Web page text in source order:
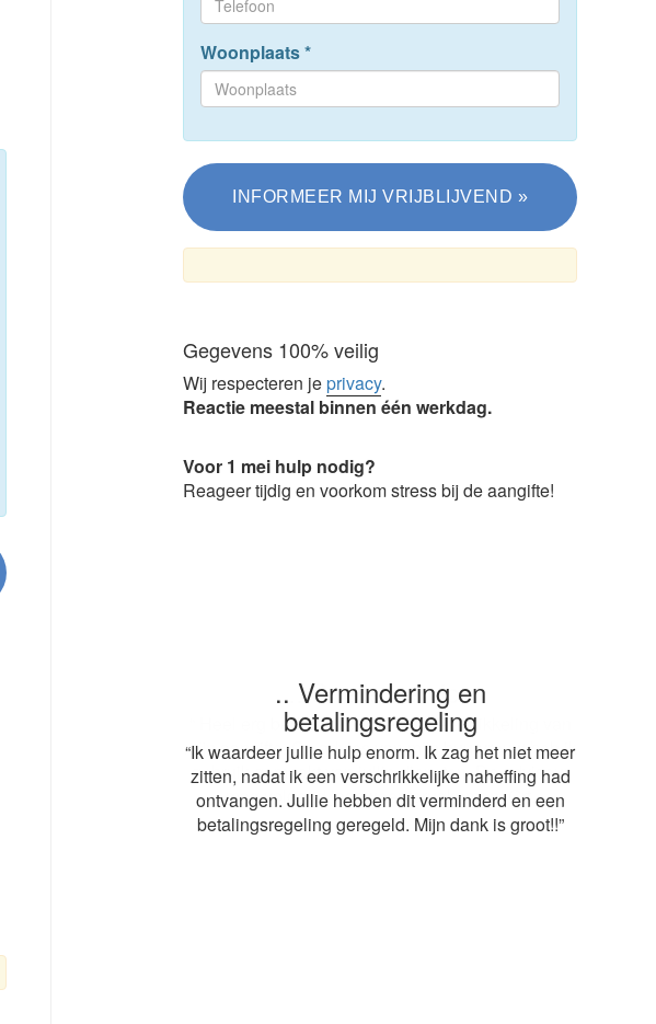
Woonplaats*
Gegevens 100% veilig
Wij respecteren jeprivacy.
Reactie meestal binnen één werkdag.
Voor 1 mei hulp nodig?
Reageer tijdig en voorkom stress bij de aangifte!
.. Snelle service
“ Heel erg bedankt voor de snelle afwikkeling van
mijn aangifte. Op advies van mijn buurvrouw heb ik
gebruik gemaakt van jullie diensten. De adviseur
mag volgend jaar weer terugkomen! Grt.